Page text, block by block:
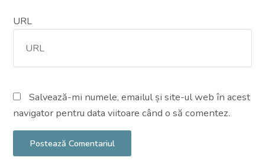
URL
Salvează-mi numele, emailul și site-ul web în acest
navigator pentru data viitoare când o să comentez.